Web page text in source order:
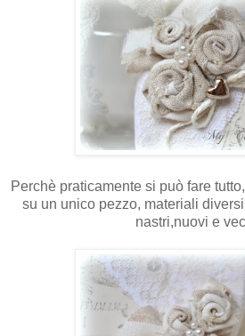
Perchè praticamente si può fare
su un unico pezzo, materiali
nastri,nuovi e